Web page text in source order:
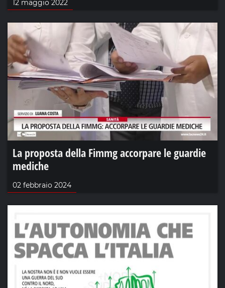
12 maggio 2022
La proposta della Fimmg accorpare le guardie
mediche
02 febbraio 2024